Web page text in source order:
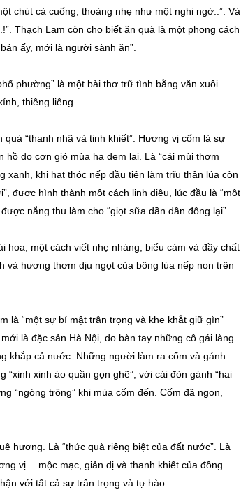
chút cà cuống, thoảng nhẹ như một nghi ngờ..”. Và
Thạch Lam còn cho biết ăn quà là một phong cách
ấy, mới là người sành ăn”.
phường” là một bài thơ trữ tình bằng văn xuôi
thiêng liêng.
“thanh nhã và tinh khiết”. Hương vị cốm là sự
do cơn gió mùa hạ đem lại. Là “cái mùi thơm
xanh, khi hạt thóc nếp đầu tiên làm trĩu thân lúa còn
được hình thành một cách linh diệu, lúc đầu là “một
nắng thu làm cho “giọt sữa dần dần đông lại”…
hoa, một cách viết nhẹ nhàng, biểu cảm và đầy chất
hương thơm dịu ngọt của bông lúa nếp non trên
là “một sự bí mật trân trọng và khe khắt giữ gìn”
là đặc sản Hà Nội, do bàn tay những cô gái làng
khắp cả nước. Những người làm ra cốm và gánh
xinh áo quần gọn ghẽ”, với cái đòn gánh “hai
“ngóng trông” khi mùa cốm đến. Cốm đã ngon,
hương. Là “thức quà riêng biệt của đất nước”. Là
vị… mộc mạc, giản dị và thanh khiết của đồng
với tất cả sự trân trọng và tự hào.